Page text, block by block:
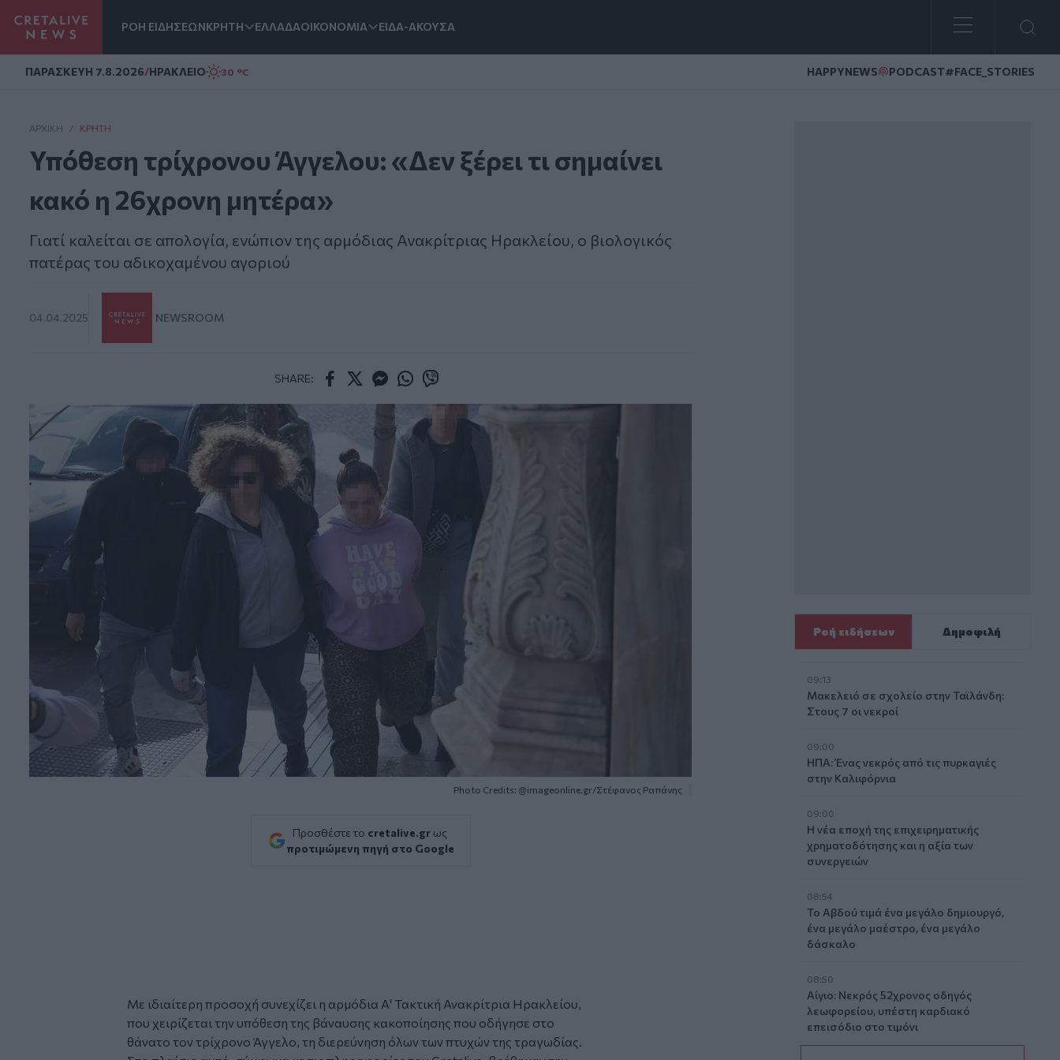
ΡΟΗ ΕΙΔΗΣΕΩΝΚΡΗΤΗ ΕΛΛΑΔΑΟΙΚΟΝΟΜΙΑ ΕΙΔΑ-ΑΚΟΥΣΑ
ΠΑΡΑΣΚΕΥΗ 7.8.2026/ΗΡΑΚΛΕΙΟ 30 °C HAPPYNEWS PODCAST#FACE_STORIES
ΑΡΧΙΚΗ / ΚΡΉΤΗ
Υπόθεση τρίχρονου Άγγελου: «Δεν ξέρει τι σημαίνει
κακό η 26χρονη μητέρα»
Γιατί καλείται σε απολογία, ενώπιον της αρμόδιας Ανακρίτριας Ηρακλείου, ο βιολογικός
πατέρας του αδικοχαμένου αγοριού
04.04.2025 NEWSROOM
SHARE:
Photo Credits: @imageonline.gr/Στέφανος Ραπάνης
Προσθέστε το cretalive.gr ως
προτιμώμενη πηγή στο Google
Με ιδιαίτερη προσοχή συνεχίζει η αρμόδια Α' Τακτική Ανακρίτρια Ηρακλείου,
που χειρίζεται την υπόθεση της βάναυσης κακοποίησης που οδήγησε στο
θάνατο τον τρίχρονο Άγγελο, τη διερεύνηση όλων των πτυχών της τραγωδίας.
Ροή ειδήσεων Δημοφιλή
09:13
Μακελειό σε σχολείο στην Ταϊλάνδη:
Στους 7 οι νεκροί
09:00
ΗΠΑ: Ένας νεκρός από τις πυρκαγιές
στην Καλιφόρνια
09:00
Η νέα εποχή της επιχειρηματικής
χρηματοδότησης και η αξία των
συνεργειών
08:54
Το Αβδού τιμά ένα μεγάλο δημιουργό,
ένα μεγάλο μαέστρο, ένα μεγάλο
δάσκαλο
08:50
Αίγιο: Νεκρός 52χρονος οδηγός
λεωφορείου, υπέστη καρδιακό
επεισόδιο στο τιμόνι